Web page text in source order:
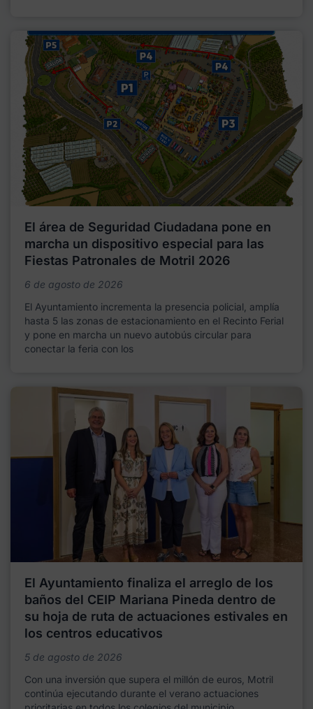
El área de Seguridad Ciudadana pone en
marcha un dispositivo especial para las
Fiestas Patronales de Motril 2026
6 de agosto de 2026
El Ayuntamiento incrementa la presencia policial, amplía
hasta 5 las zonas de estacionamiento en el Recinto Ferial
y pone en marcha un nuevo autobús circular para
conectar la feria con los
El Ayuntamiento finaliza el arreglo de los
baños del CEIP Mariana Pineda dentro de
su hoja de ruta de actuaciones estivales en
los centros educativos
5 de agosto de 2026
Con una inversión que supera el millón de euros, Motril
continúa ejecutando durante el verano actuaciones